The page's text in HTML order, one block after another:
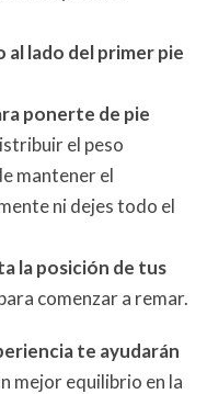
lado del primer pie
ponerte de pie
el peso
mantener el
ni dejes todo el
la posición de tus
comenzar a remar.
te ayudarán
mejor equilibrio en la